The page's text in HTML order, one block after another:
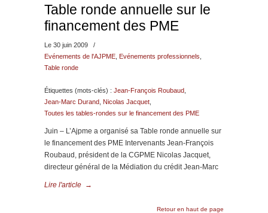
Table ronde annuelle sur le
financement des PME
Le 30 juin 2009
/
Evénements de l'AJPME Evénements professionnels
Table ronde
Étiquettes (mots-clés) : Jean-François Roubaud
Jean-Marc Durand Nicolas Jacquet
Toutes les tables-rondes sur le financement des PME
Juin – L’Ajpme a organisé sa Table ronde annuelle sur
le financement des PME Intervenants Jean-François
Roubaud, président de la CGPME Nicolas Jacquet,
directeur général de la Médiation du crédit Jean-Marc
Lire l'article →
Retour en haut de page